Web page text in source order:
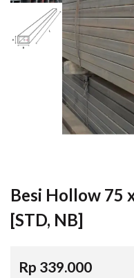
Besi Hollow 75
[STD, NB]
Rp 339.000